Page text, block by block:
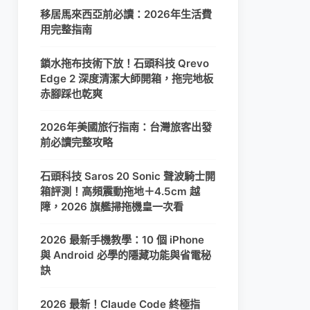
移居馬來西亞前必讀：2026年生活費
用完整指南
鎖水拖布技術下放！石頭科技 Qrevo
Edge 2 深度清潔大師開箱，拖完地板
赤腳踩也乾爽
2026年美國旅行指南：台灣旅客出發
前必讀完整攻略
石頭科技 Saros 20 Sonic 聲波騎士開
箱評測！高頻震動拖地＋4.5cm 越
障，2026 旗艦掃拖機皇一次看
2026 最新手機教學：10 個 iPhone
與 Android 必學的隱藏功能與省電秘
訣
2026 最新！Claude Code 終極指